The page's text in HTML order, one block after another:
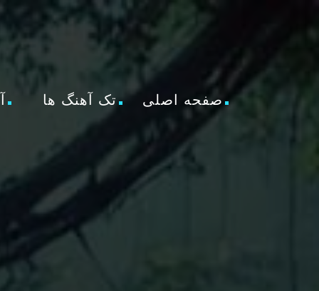
صفحه اصلی تک آهنگ ها